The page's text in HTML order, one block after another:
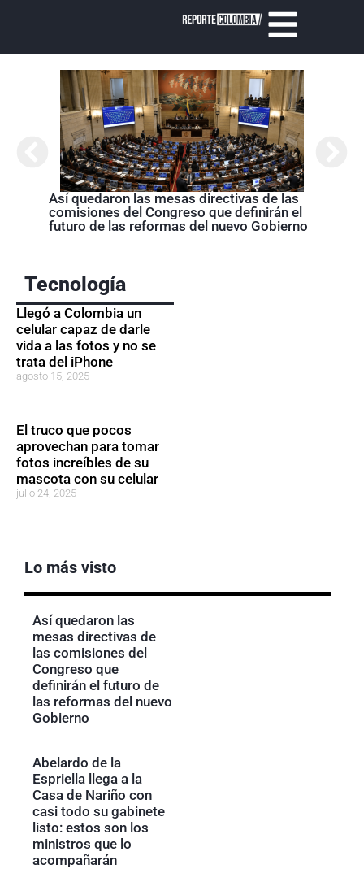
Así quedaron las mesas directivas de las
comisiones del Congreso que definirán el
futuro de las reformas del nuevo Gobierno
Tecnología
Llegó a Colombia un
celular capaz de darle
vida a las fotos y no se
trata del iPhone
agosto 15, 2025
El truco que pocos
aprovechan para tomar
fotos increíbles de su
mascota con su celular
julio 24, 2025
Lo más visto
Así quedaron las
mesas directivas de
las comisiones del
Congreso que
definirán el futuro de
las reformas del nuevo
Gobierno
Abelardo de la
Espriella llega a la
Casa de Nariño con
casi todo su gabinete
listo: estos son los
ministros que lo
acompañarán